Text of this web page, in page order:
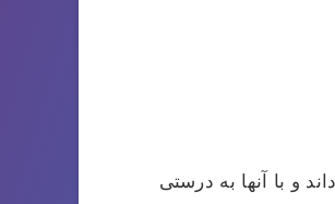
و با آنها به درستی